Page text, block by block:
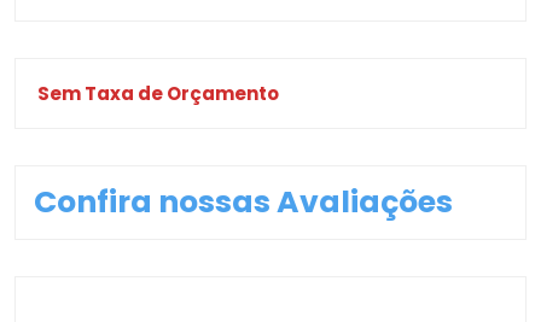
Sem Taxa de Orçamento
Confira nossas Avaliações